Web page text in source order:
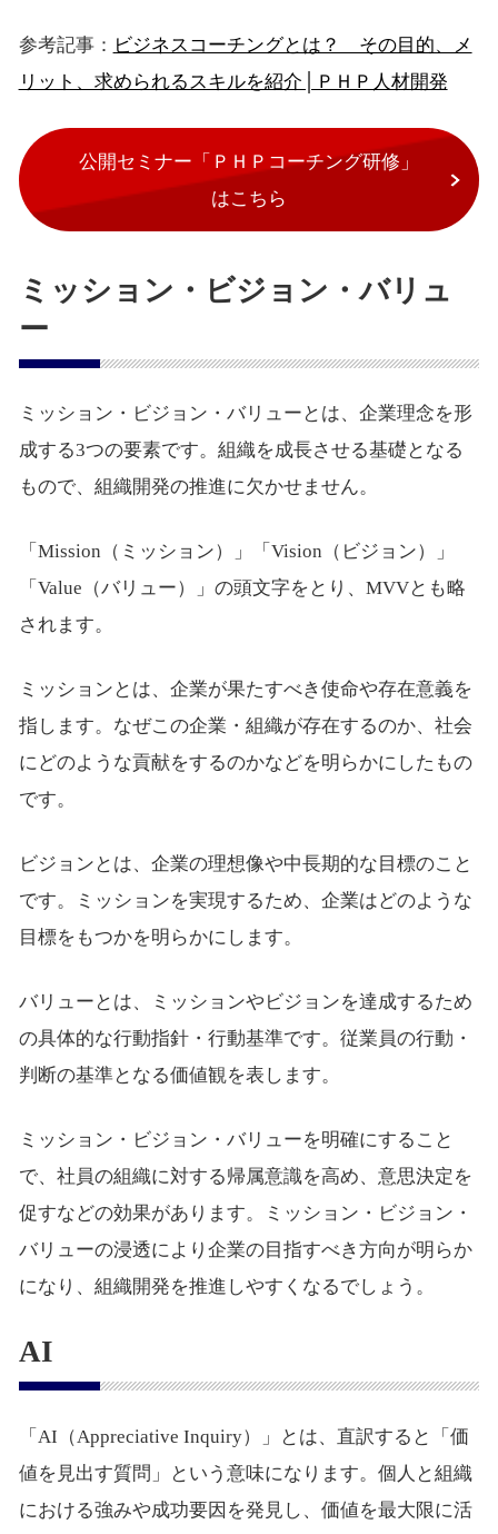
参考記事： ビジネスコーチングとは？ その目的、メ
リット、求められるスキルを紹介│ＰＨＰ人材開発
公開セミナー「ＰＨＰコーチング研修」
はこちら
ミッション・ビジョン・バリュ
ー
ミッション・ビジョン・バリューとは、企業理念を形
成する3つの要素です。組織を成長させる基礎となる
もので、組織開発の推進に欠かせません。
「Mission（ミッション）」「Vision（ビジョン）」
「Value（バリュー）」の頭文字をとり、MVVとも略
されます。
ミッションとは、企業が果たすべき使命や存在意義を
指します。なぜこの企業・組織が存在するのか、社会
にどのような貢献をするのかなどを明らかにしたもの
です。
ビジョンとは、企業の理想像や中長期的な目標のこと
です。ミッションを実現するため、企業はどのような
目標をもつかを明らかにします。
バリューとは、ミッションやビジョンを達成するため
の具体的な行動指針・行動基準です。従業員の行動・
判断の基準となる価値観を表します。
ミッション・ビジョン・バリューを明確にすること
で、社員の組織に対する帰属意識を高め、意思決定を
促すなどの効果があります。ミッション・ビジョン・
バリューの浸透により企業の目指すべき方向が明らか
になり、組織開発を推進しやすくなるでしょう。
AI
「AI（Appreciative Inquiry）」とは、直訳すると「価
値を見出す質問」という意味になります。個人と組織
における強みや成功要因を発見し、価値を最大限に活